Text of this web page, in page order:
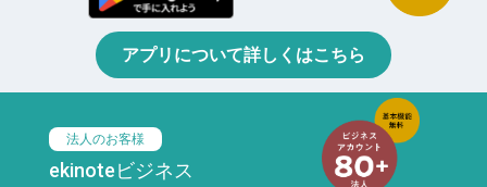
アプリについて詳しくはこちら
法人のお客様
ekinoteビジネス